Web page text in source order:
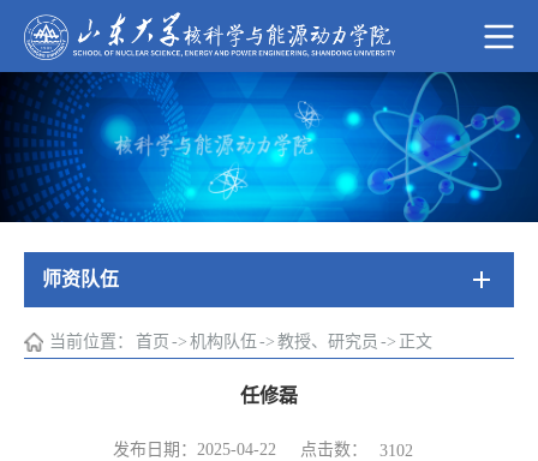
师资队伍
当前位置： 首页 -> 机构队伍 -> 教授、研究员 -> 正文
任修磊
发布日期：2025-04-22 点击数： 3102